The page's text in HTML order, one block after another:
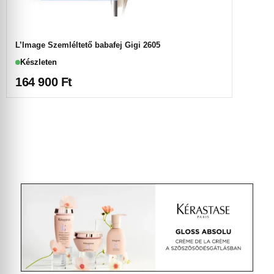
L’Image Szemléltető babafej Gigi 2605
Készleten
164 900 Ft